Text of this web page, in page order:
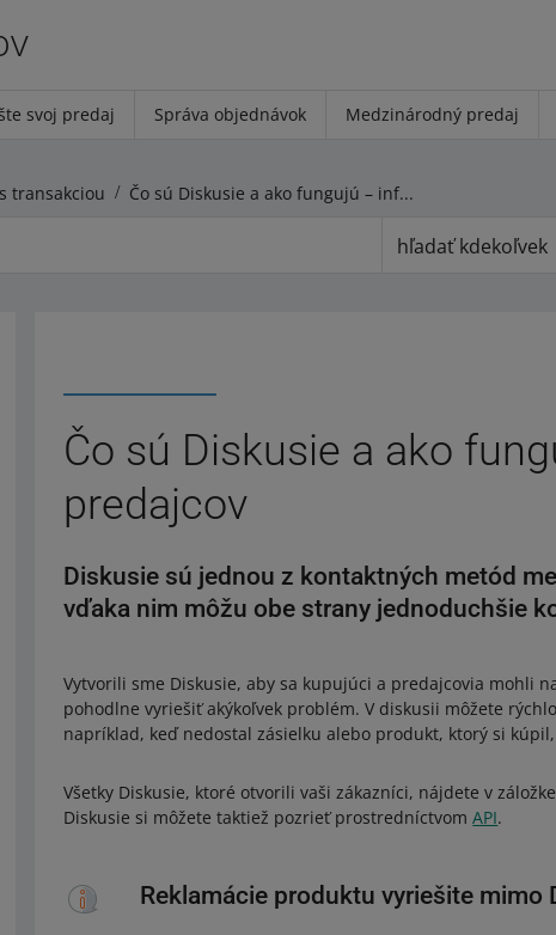
svoj predaj Správa objednávok Medzinárodný predaj
transakciou Čo sú Diskusie a ako fungujú – informácie pre predajcov
hľadať kdekoľvek
Čo sú Diskusie a ako
predajcov
Diskusie sú jednou z kontaktných metód
vďaka nim môžu obe strany jednoduchšie
Vytvorili sme Diskusie, aby sa kupujúci a predajcovia mohli
pohodlne vyriešiť akýkoľvek problém. V diskusii môžete
napríklad, keď nedostal zásielku alebo produkt, ktorý si
Všetky Diskusie, ktoré otvorili vaši zákazníci, nájdete v záložke
Diskusie si môžete taktiež pozrieť prostredníctvomAPI.
Reklamácie produktu vyriešite mimo